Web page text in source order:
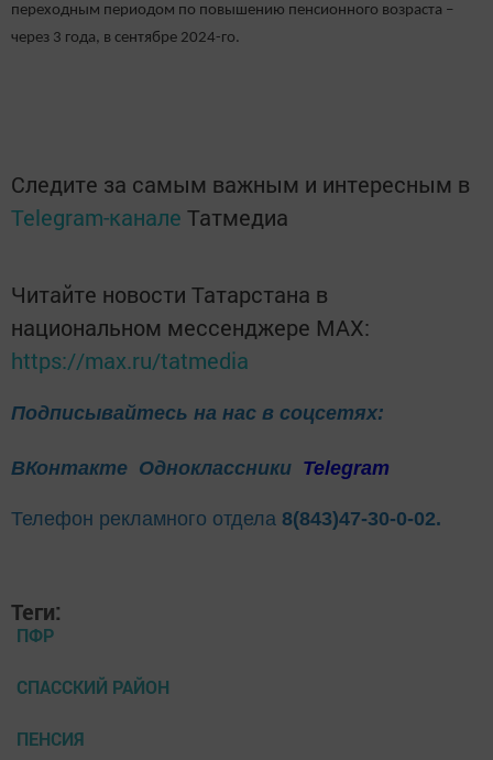
переходным периодом по повышению пенсионного возраста –
через 3 года, в сентябре 2024-го.
Следите за самым важным и интересным в
Telegram-канале Татмедиа
Читайте новости Татарстана в
национальном мессенджере MАХ:
https://max.ru/tatmedia
Подписывайтесь на нас в соцсетях:
ВКонтакте Одноклассники Telegram
Телефон рекламного отдела 8(843)47-30-0-02.
Теги:
ПФР
СПАССКИЙ РАЙОН
ПЕНСИЯ